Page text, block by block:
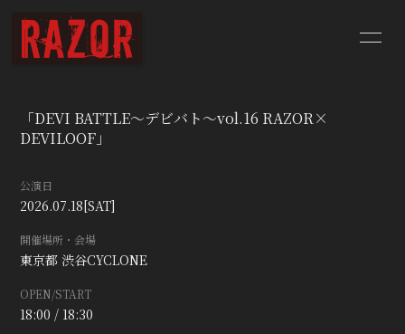
SCHEDULE
DISCOGRAPHY
CONTACT
Q&A
「DEVI BATTLE～デビバト～vol.16 RAZOR×
DEVILOOF」
公演日
2026.07.18[SAT]
開催場所・会場
東京都渋谷CYCLONE
OPEN/START
18:00 / 18:30